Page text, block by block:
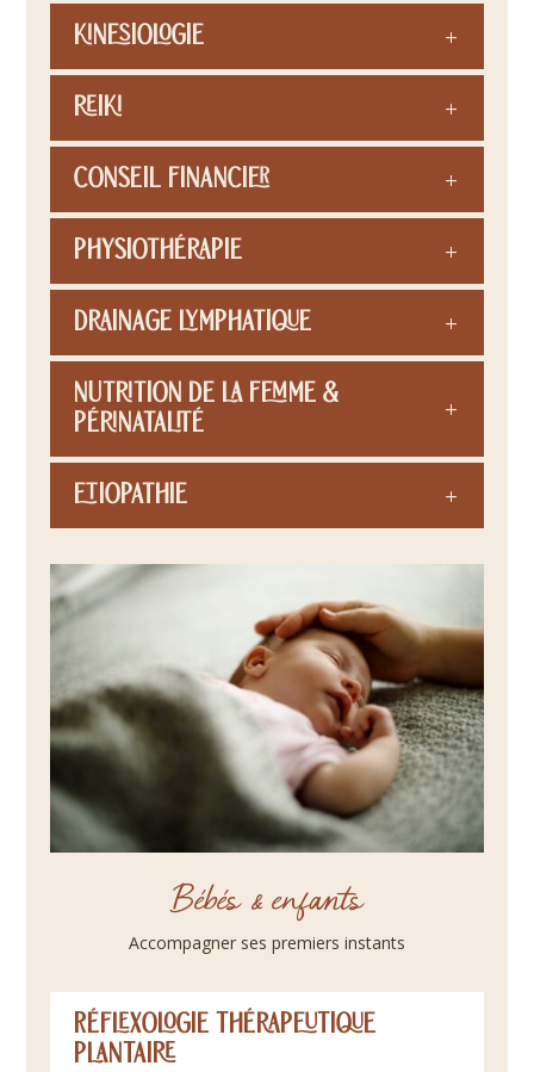
Kinesiologie
Reiki
Conseil financier
Physiothérapie
Drainage lymphatique
Nutrition de la femme &
périnatalité
Etiopathie
Bébés & enfants
Accompagner ses premiers instants
Réflexologie thérapeutique
plantaire